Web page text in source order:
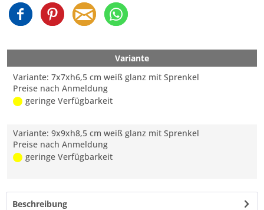
Variante
Variante: 7x7xh6,5 cm weiß glanz mit Sprenkel
Preise nach Anmeldung
geringe Verfügbarkeit
Variante: 9x9xh8,5 cm weiß glanz mit Sprenkel
Preise nach Anmeldung
geringe Verfügbarkeit
Beschreibung